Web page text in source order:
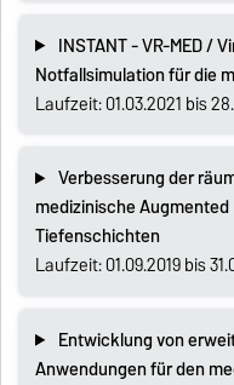
INSTANT - VR-MED /
Notfallsimulation für die
Laufzeit: 01.03.2021 bis
Verbesserung der
medizinische
Tiefenschichten
Laufzeit: 01.09.2019 bis
Entwicklung von
Anwendungen für den